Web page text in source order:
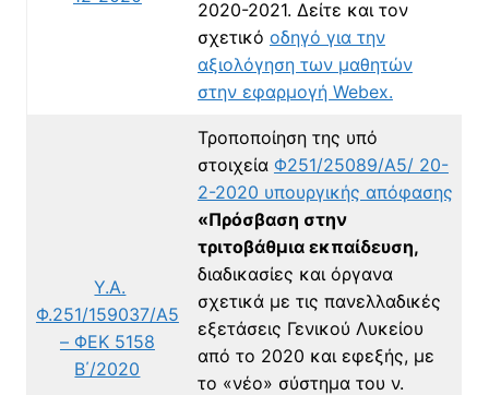
2020-2021. Δείτε και τον
σχετικό οδηγό για την
αξιολόγηση των μαθητών
στην εφαρμογή Webex.
Υ.Α.
Φ.251/159037/Α5
– ΦΕΚ 5158
Β΄/2020
Τροποποίηση της υπό
στοιχεία Φ251/25089/Α5/ 20-
2-2020 υπουργικής απόφασης
«Πρόσβαση στην
τριτοβάθμια εκπαίδευση,
διαδικασίες και όργανα
σχετικά με τις πανελλαδικές
εξετάσεις Γενικού Λυκείου
από το 2020 και εφεξής, με
το «νέο» σύστημα του ν.